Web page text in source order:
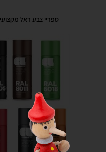
ספריי צבע ראל מקצועי Cosmos Lac Ral Spray